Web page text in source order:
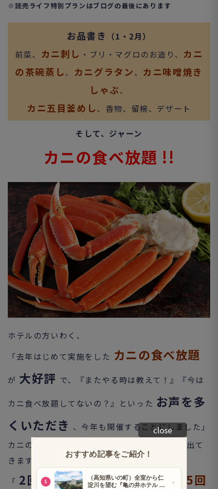
※読売ライフ特別プランはブログの最後にあります
お品書き
（1・2月）
前菜、
カニ刺し ・ブリ・マグロのお造り、 カニ
の茶碗蒸し、 カニグラタン、 カニ味噌焼き
しゃぶ、
カニ五目釜めし、香物、留椀、デザート
そして、ジャーン
カニの食べ放題 !!
ホテルの方いわく、
「去年はじめて実施をした カニの食べ放題
が 大好評 で、『またやる時は教えて！』『今は
カニ食べ放題してないの？』といった お声を多
くいただき 、今年も開催することにしました」
カニの食べ放題は、お皿に盛って各テーブルに出て
きます。
「 2回おかわりされる方が多いですが、 5回
close